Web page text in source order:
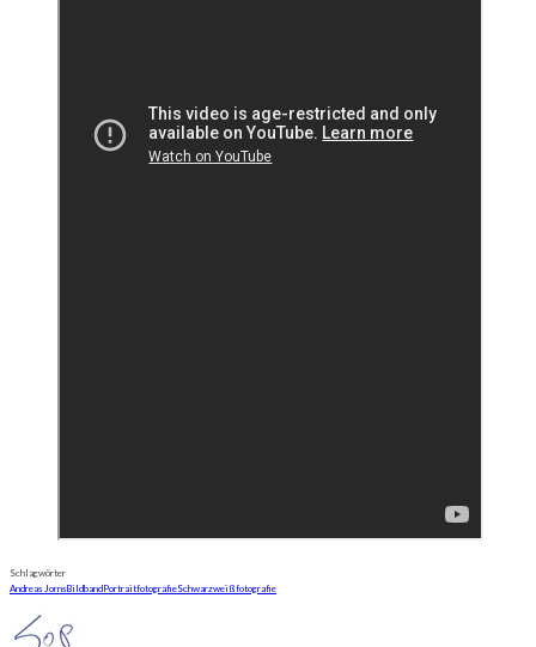
Schlagwörter
Andreas JornsBildbandPortraitfotografieSchwarzweißfotografie